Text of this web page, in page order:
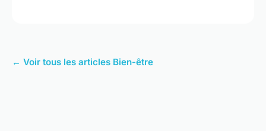
← Voir tous les articles Bien-être